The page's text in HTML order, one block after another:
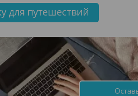
для путешествий